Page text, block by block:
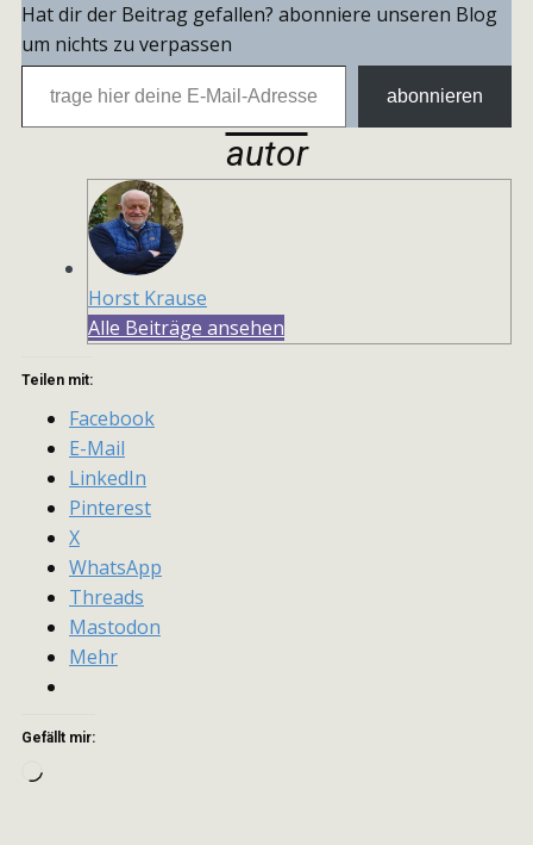
Hat dir der Beitrag gefallen? abonniere unseren Blog
um nichts zu verpassen
trage hier deine E-Mail-Adresse ein
abonnieren
autor
Horst Krause
Alle Beiträge ansehen
Teilen mit:
Facebook
E-Mail
LinkedIn
Pinterest
X
WhatsApp
Threads
Mastodon
Mehr
Gefällt mir:
Wird